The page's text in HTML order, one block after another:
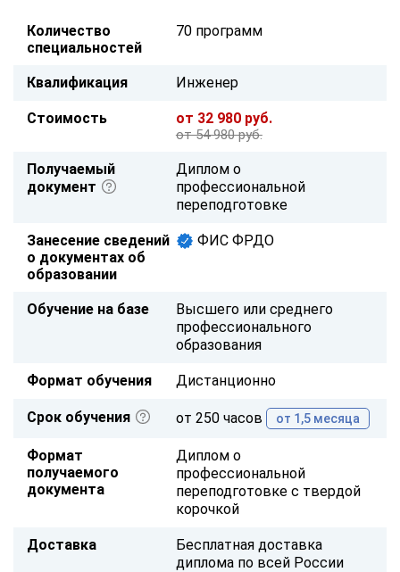
Количество
специальностей
70 программ
Квалификация Инженер
Стоимость от 32 980 руб.
от 54 980 руб.
Получаемый
документ
Диплом о
профессиональной
переподготовке
Занесение сведений
о документах об
образовании
ФИС ФРДО
Обучение на базе
Высшего или среднего
профессионального
образования
Формат обучения Дистанционно
Срок обучения от 250 часов от 1,5 месяца
Формат
получаемого
документа
Диплом о
профессиональной
переподготовке с твердой
корочкой
Доставка
Бесплатная доставка
диплома по всей России